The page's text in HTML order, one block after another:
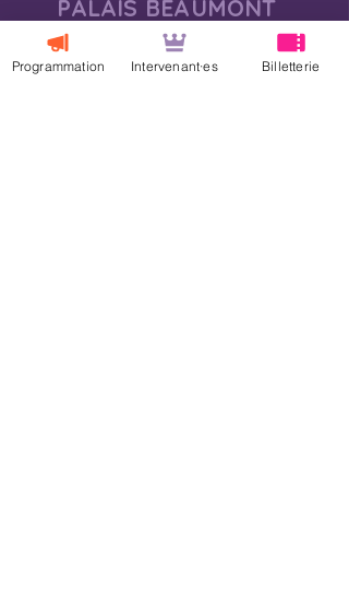
PALAIS BEAUMONT
VENIR AU PALAIS BEAUMONT
Programmation Intervenant·es Billetterie